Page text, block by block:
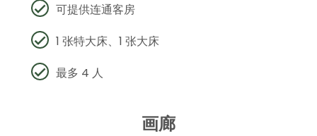
可提供连通客房
1 张特大床、1 张大床
最多 4 人
画廊